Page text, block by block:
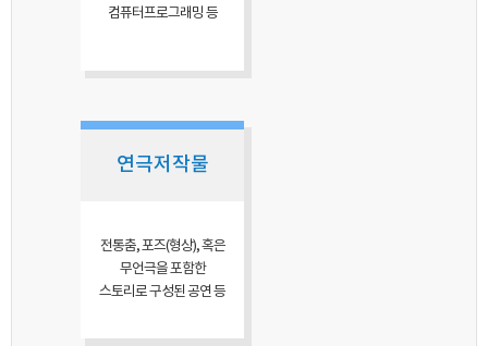
컴퓨터프로그래밍 등
연극저작물
전통춤, 포즈(형상), 혹은
무언극을 포함한
스토리로 구성된 공연 등